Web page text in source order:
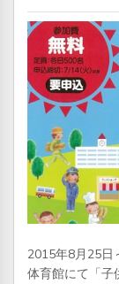
2015年8月25日
体育館にて「子